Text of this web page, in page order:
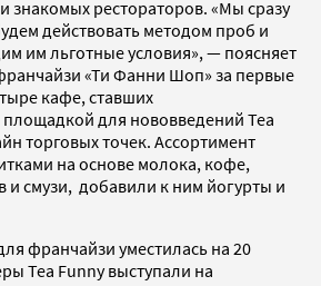
знакомых рестораторов. «Мы сразу
действовать методом проб и
им льготные условия», — поясняет
«Ти Фанни Шоп» за первые
кафе, ставших
для нововведений Tea
торговых точек. Ассортимент
на основе молока, кофе,
и смузи, добавили к ним йогурты и
франчайзи уместилась на 20
Tea Funny выступали на